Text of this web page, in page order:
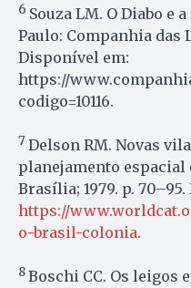
6 Souza LM. O Diabo e
Paulo: Companhia das
Disponível em:
https://
codigo=10116.
7 Delson RM. Novas
planejamento espacial
Brasília; 1979. p.
https://
o-brasil-colonia.
8Boschi CC. Os leigos